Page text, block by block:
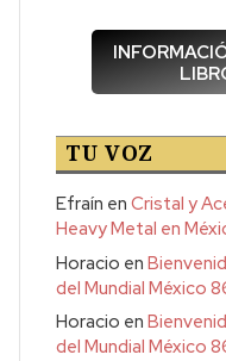
TU VOZ
Efraín enCristal y
Heavy Metal en
Horacio en
del Mundial México
Horacio en
del Mundial México